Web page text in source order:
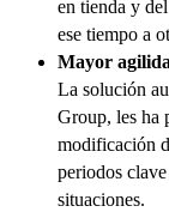
en tienda y
ese tiempo a
Mayor
La solución
Group, les ha
modificación
periodos
situaciones.